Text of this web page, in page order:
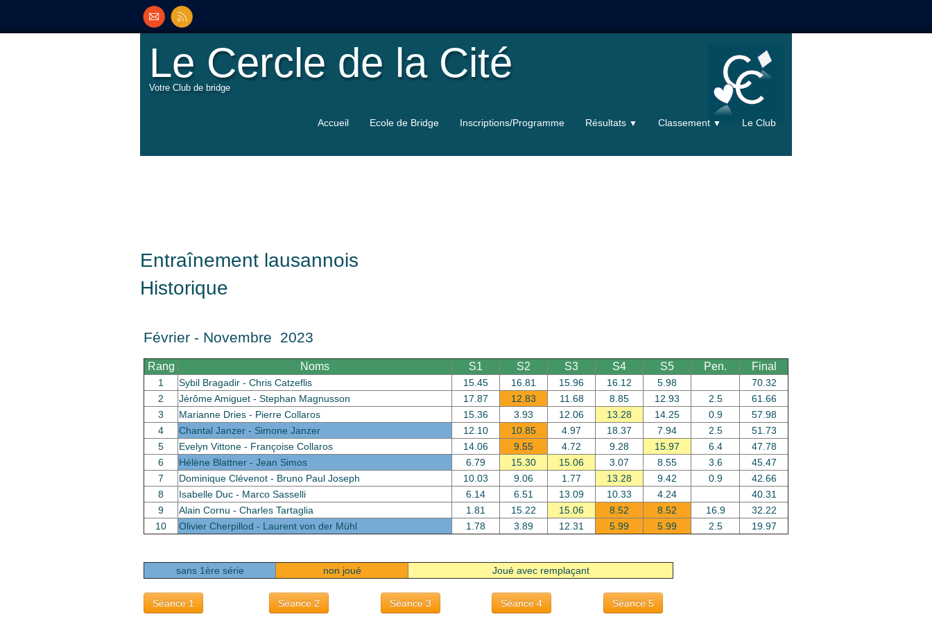
Le Cercle de la Cité
Votre Club de bridge
Accueil Ecole de Bridge Inscriptions/Programme Résultats ▼ Classement ▼ Le Club
Entraînement lausannois
Historique
Février - Novembre 2023
Rang Noms S1 S2 S3 S4 S5 Pen. Final
1 Sybil Bragadir - Chris Catzeflis 15.45 16.81 15.96 16.12 5.98
70.32
2
Jérôme Amiguet - Stephan Magnusson 17.87 12.83 11.68 8.85 12.93 2.5
61.66
3
Marianne Dries - Pierre Collaros 15.36 3.93 12.06 13.28 14.25 0.9
57.98
4
Chantal Janzer - Simone Janzer 12.10 10.85 4.97 18.37 7.94 2.5
51.73
5
Evelyn Vittone - Françoise Collaros 14.06 9.55 4.72 9.28 15.97 6.4
47.78
6
Hélène Blattner - Jean Simos 6.79 15.30 15.06 3.07 8.55 3.6
45.47
7
Dominique Clévenot - Bruno Paul Joseph 10.03 9.06 1.77 13.28 9.42 0.9
42.66
8
Isabelle Duc - Marco Sasselli 6.14 6.51 13.09 10.33 4.24
40.31
9
Alain Cornu - Charles Tartaglia 1.81 15.22 15.06 8.52 8.52 16.9
32.22
10
Olivier Cherpillod - Laurent von der Mühl 1.78 3.89 12.31 5.99 5.99 2.5 19.97
sans 1ère série non joué Joué avec remplaçant
Séance 1 Séance 2 Séance 3 Séance 4 Séance 5